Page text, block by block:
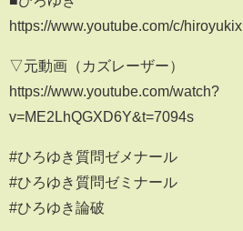
https://www.youtube.com/c/hiroyukix
▽元動画（カズレーザー）
https://www.youtube.com/watch?
v=ME2LhQGXD6Y&t=7094s
#ひろゆき質問ゼメナール
#ひろゆき質問ゼミナール
#ひろゆき論破